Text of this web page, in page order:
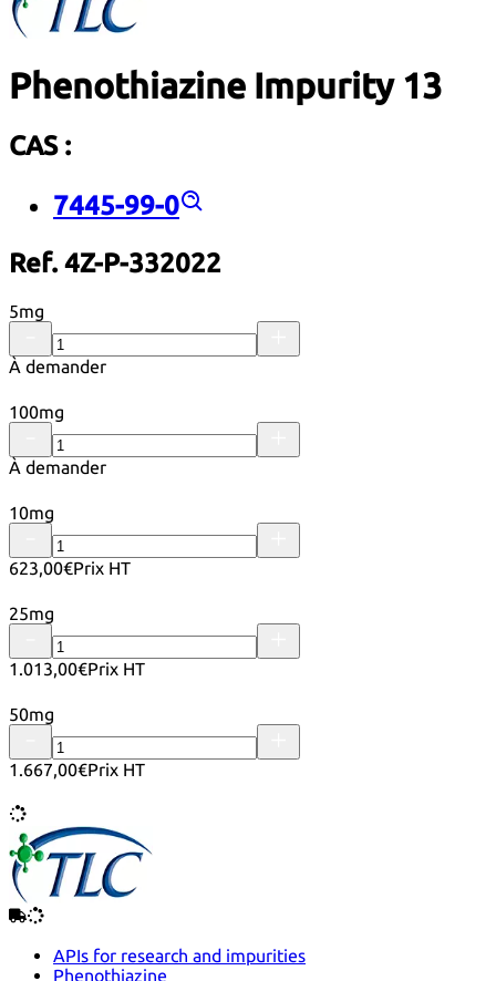
Phenothiazine Impurity 13
CAS :
7445-99-0
Ref. 4Z-P-332022
5mg
À demander
100mg
À demander
10mg
623,00€Prix HT
25mg
1.013,00€Prix HT
50mg
1.667,00€Prix HT
APIs for research and impurities
Phenothiazine